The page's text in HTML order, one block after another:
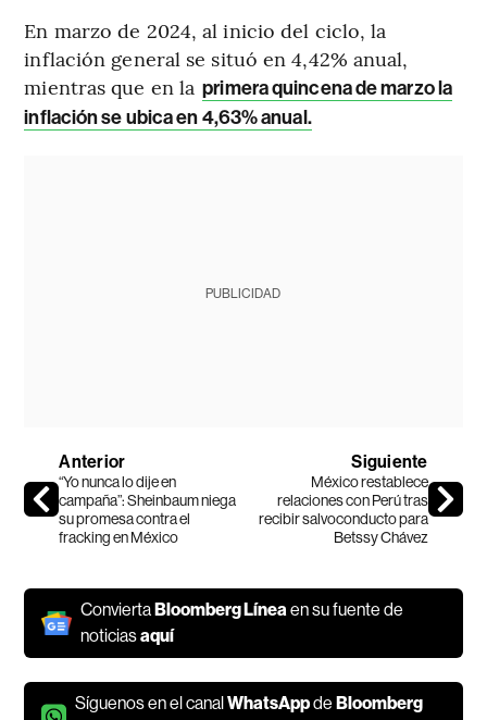
En marzo de 2024, al inicio del ciclo, la
inflación general se situó en 4,42% anual,
mientras que en la primera quincena de marzo la
inflación se ubica en 4,63% anual.
PUBLICIDAD
Anterior
“Yo nunca lo dije en
campaña”: Sheinbaum niega
su promesa contra el
fracking en México
Siguiente
México restablece
relaciones con Perú tras
recibir salvoconducto para
Betssy Chávez
ConviertaBloomberg Líneaen su fuente de
noticiasaquí
Síguenos en el canalWhatsAppdeBloomberg